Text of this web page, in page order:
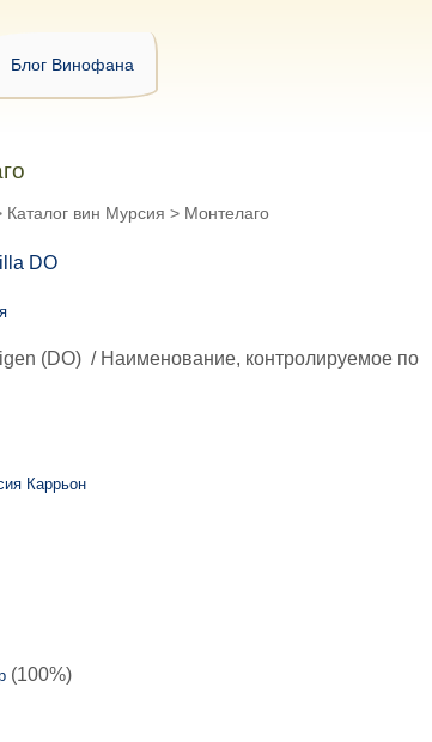
Блог Винофана
Каталог вин Мурсия >Монтелаго
(DO) / Наименование, контролируемое по
Каррьон
(100%)